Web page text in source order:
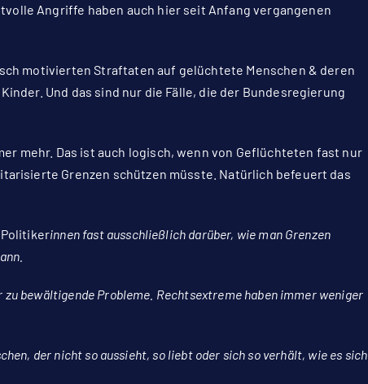
Angriffe haben auch hier seit Anfang vergangenen
motivierten Straftaten auf gelüchtete Menschen & deren
Und das sind nur die Fälle, die der Bundesregierung
mehr. Das ist auch logisch, wenn von Geflüchteten fast nur
Grenzen schützen müsste. Natürlich befeuert das
innen fast ausschließlich darüber, wie man Grenzen
bewältigende Probleme. Rechtsextreme haben immer weniger
der nicht so aussieht, so liebt oder sich so verhält, wie es sich